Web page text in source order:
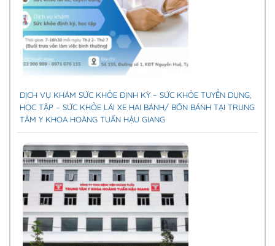
DỊCH VỤ KHÁM SỨC KHỎE ĐỊNH KỲ – SỨC KHỎE TUYỂN DỤNG,
HỌC TẬP – SỨC KHỎE LÁI XE HAI BÁNH/ BỐN BÁNH TẠI TRUNG
TÂM Y KHOA HOÀNG TUẤN HẬU GIANG